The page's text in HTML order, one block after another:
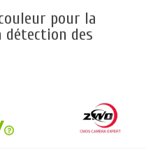
pour la
détection des